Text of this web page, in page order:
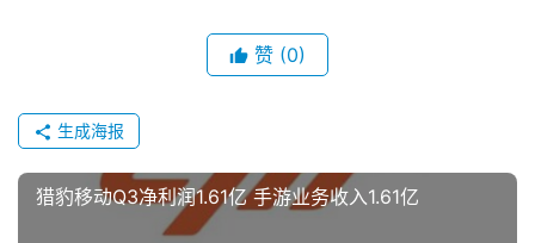
7
赞 (0)
生成海报
猎豹移动Q3净利润1.61亿 手游业务收入1.61亿